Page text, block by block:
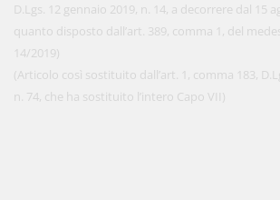
D.Lgs. 12 gennaio 2019, n. 14, a decorrere dal 15
quanto disposto dall’art. 389, comma 1, del
14/2019)
(Articolo così sostituito dall’art. 1, comma 183,
n. 74, che ha sostituito l’intero Capo VII)